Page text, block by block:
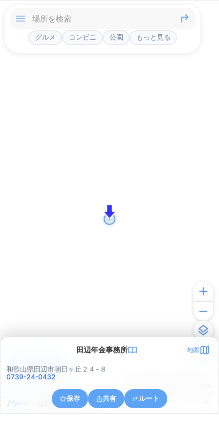
グルメ コンビニ 公園 もっと見る
田辺年金事務所 地図
和歌山県田辺市朝日ヶ丘２４−８
0739-24-0432
保存 共有 ルート
住所の取得に失敗しました
アプリで見る